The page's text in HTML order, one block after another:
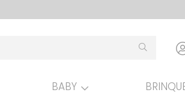
Entre com email ou cpf/cnpj
BABY